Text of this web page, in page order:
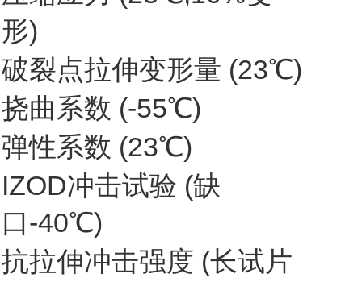
形)
破裂点拉伸变形量 (23℃)
挠曲系数 (-55℃)
弹性系数 (23℃)
IZOD冲击试验 (缺
口-40℃)
抗拉伸冲击强度 (长试片